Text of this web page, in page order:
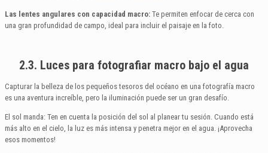
Las lentes angulares con capacidad macro: Te permiten enfocar de cerca con
una gran profundidad de campo, ideal para incluir el paisaje en la foto.
2.3. Luces para fotografiar macro bajo el agua
Capturar la belleza de los pequeños tesoros del océano en una fotografía macro
es una aventura increíble, pero la iluminación puede ser un gran desafío.
El sol manda: Ten en cuenta la posición del sol al planear tu sesión. Cuando está
más alto en el cielo, la luz es más intensa y penetra mejor en el agua. ¡Aprovecha
esos momentos!